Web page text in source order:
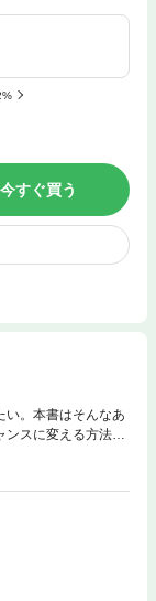
今すぐ買う
い。本書はそんなあ
スに変える方法」
の学び」など、仕
らしく幸せに生き
大丈夫。きっとうま